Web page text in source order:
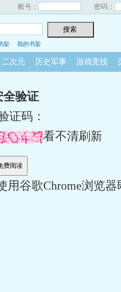
账号： 密码：
架 我的书架
二次元 历史军事 游戏竞技
全验证
证码：
看不清刷新
谷歌Chrome浏览器